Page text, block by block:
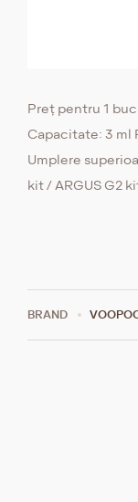
Preț pentru 1
Capacitate: 3 ml
Umplere
kit / ARGUS G2
BRAND